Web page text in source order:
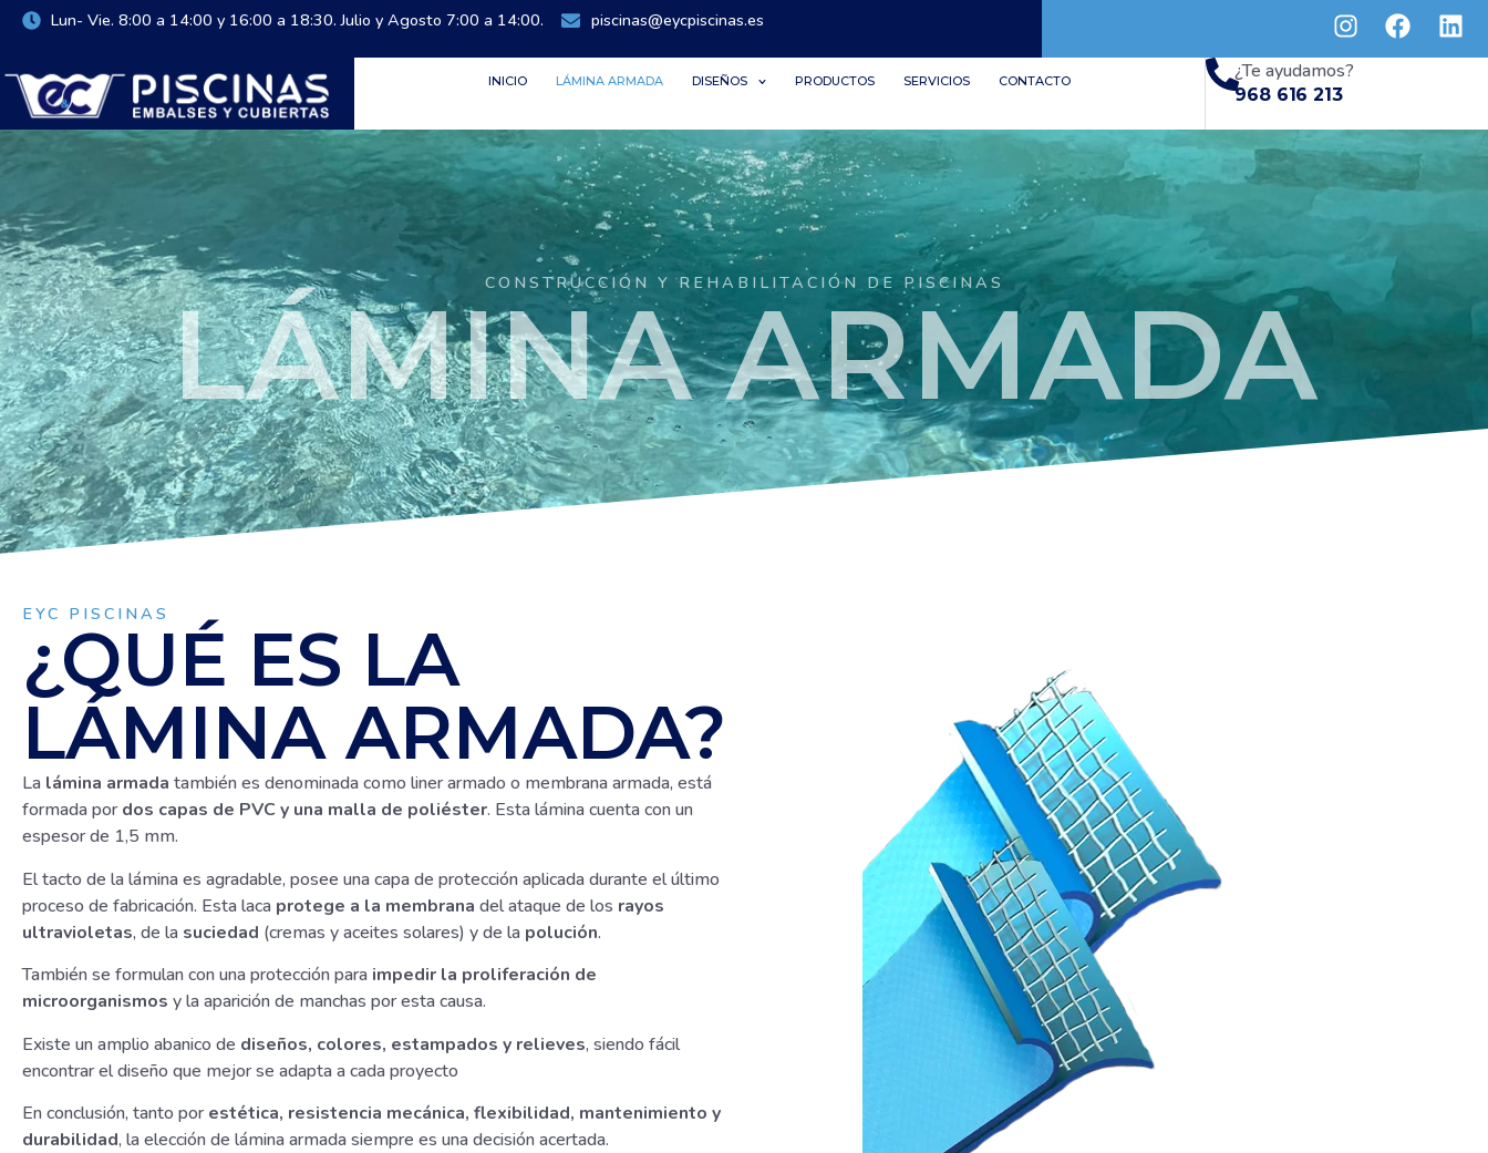
Lun- Vie. 8:00 a 14:00 y 16:00 a 18:30. Julio y Agosto 7:00 a 14:00. piscinas@eycpiscinas.es
INICIO LÁMINA ARMADA DISEÑOS PRODUCTOS SERVICIOS CONTACTO ¿Te ayudamos?
968 616 213
CONSTRUCCIÓN Y REHABILITACIÓN DE PISCINAS
LÁMINA ARMADA
EYC PISCINAS
¿QUÉ ES LA
LÁMINA ARMADA?
La lámina armada también es denominada como liner armado o membrana armada, está
formada pordos capas de PVC y una malla de poliéster. Esta lámina cuenta con un
espesor de 1,5 mm.
El tacto de la lámina es agradable, posee una capa de protección aplicada durante el último
proceso de fabricación. Esta laca protege a la membrana del ataque de los rayos
ultravioletas, de la suciedad (cremas y aceites solares) y de la polución.
También se formulan con una protección para impedir la proliferación de
microorganismos y la aparición de manchas por esta causa.
Existe un amplio abanico de diseños, colores, estampados y relieves, siendo fácil
encontrar el diseño que mejor se adapta a cada proyecto
En conclusión, tanto porestética, resistencia mecánica, flexibilidad, mantenimiento y
durabilidad, la elección de lámina armada siempre es una decisión acertada.